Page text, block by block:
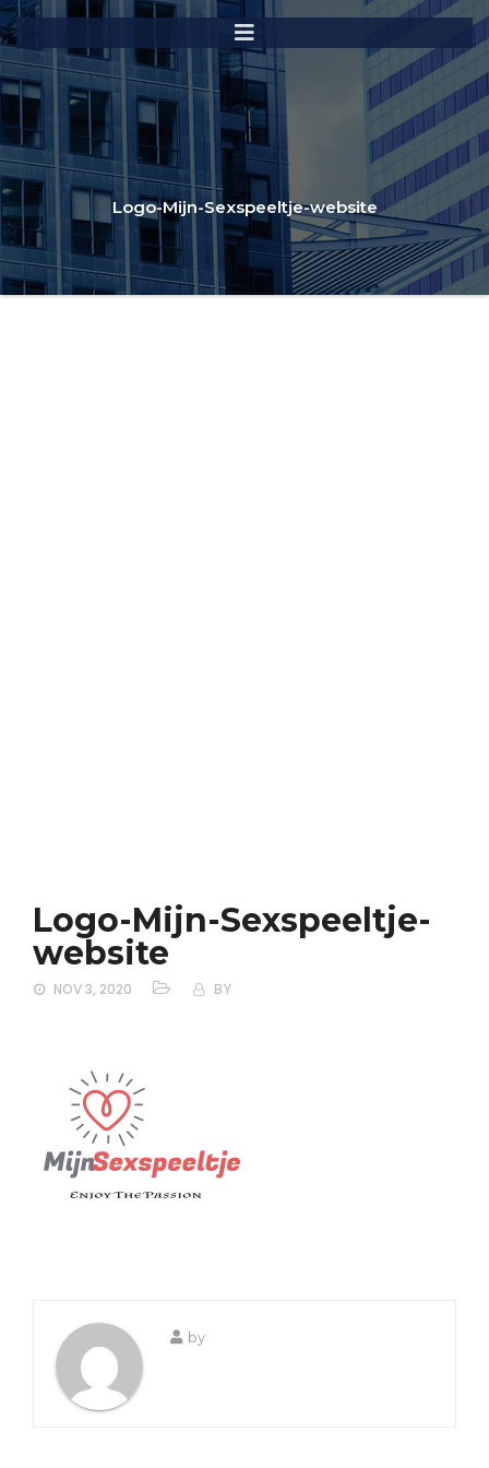
Logo-Mijn-Sexspeeltje-website
Logo-Mijn-Sexspeeltje-
website
NOV 3, 2020 BY
by